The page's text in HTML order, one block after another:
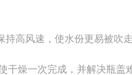
高风速，使水份更易被吹走
燥一次完成，并解决瓶盖